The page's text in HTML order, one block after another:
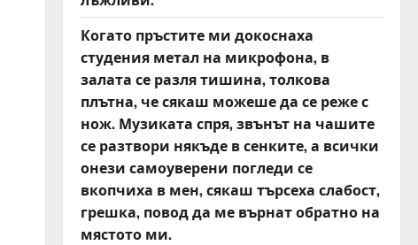
Когато пръстите ми докоснаха
студения метал на микрофона, в
залата се разля тишина, толкова
плътна, че сякаш можеше да се реже с
нож. Музиката спря, звънът на чашите
се разтвори някъде в сенките, а всички
онези самоуверени погледи се
вкопчиха в мен, сякаш търсеха слабост,
грешка, повод да ме върнат обратно на
мястото ми.